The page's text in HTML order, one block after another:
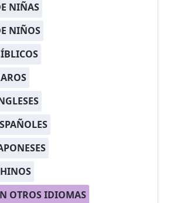
NIÑAS
NIÑOS
OTROS IDIOMAS